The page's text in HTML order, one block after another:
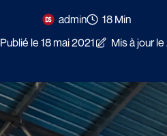
admin
18 Min
Publié le 18 mai 2021
Mis à jour